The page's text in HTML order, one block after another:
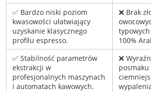
✅ Bardzo niski poziom
kwasowości ułatwiający
uzyskanie klasycznego
profilu espresso.
❌ Brak
100%
✅ Stabilność parametrów
ekstrakcji w
profesjonalnych maszynach
i automatach kawowych.
❌
posmaku